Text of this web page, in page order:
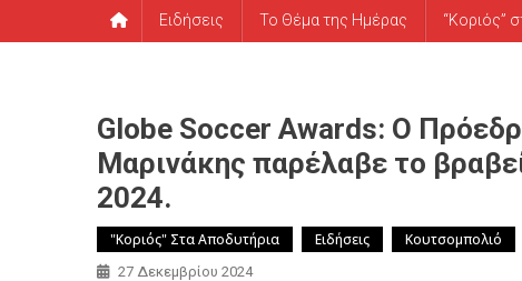
Ειδήσεις Το Θέμα της Ημέρας “Κοριός”
Globe Soccer Awards: Ο
Μαρινάκης παρέλαβε το
2024.
"Κοριός" Στα Αποδυτήρια Ειδήσεις Κουτσομπολιό
27 Δεκεμβρίου 2024